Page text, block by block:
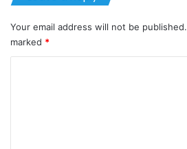
Your email address will not be published.
marked *